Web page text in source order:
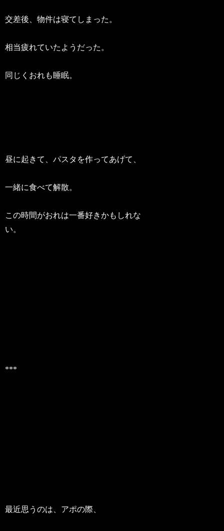
交差後、物件は寝てしまった。
相当疲れていたようだった。
同じくおれも睡眠。
昼に起きて、パスタを作ってあげて、
一緒に食べて解散。
この時間がおれは一番好きかもしれな
い。
***
最近思うのは、アポの際、